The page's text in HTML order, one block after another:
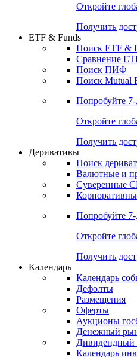
Поиск
Попробуйте7-
Откройте
Получить
ETF & Funds
Сравнение
Поиск Mutual
Попробуйте7-
Откройте
Получить
Деривативы
Валютные и
Попробуйте7-
Откройте
Получить
Календарь
Календарь
Дефолты
Размещения
Оферты